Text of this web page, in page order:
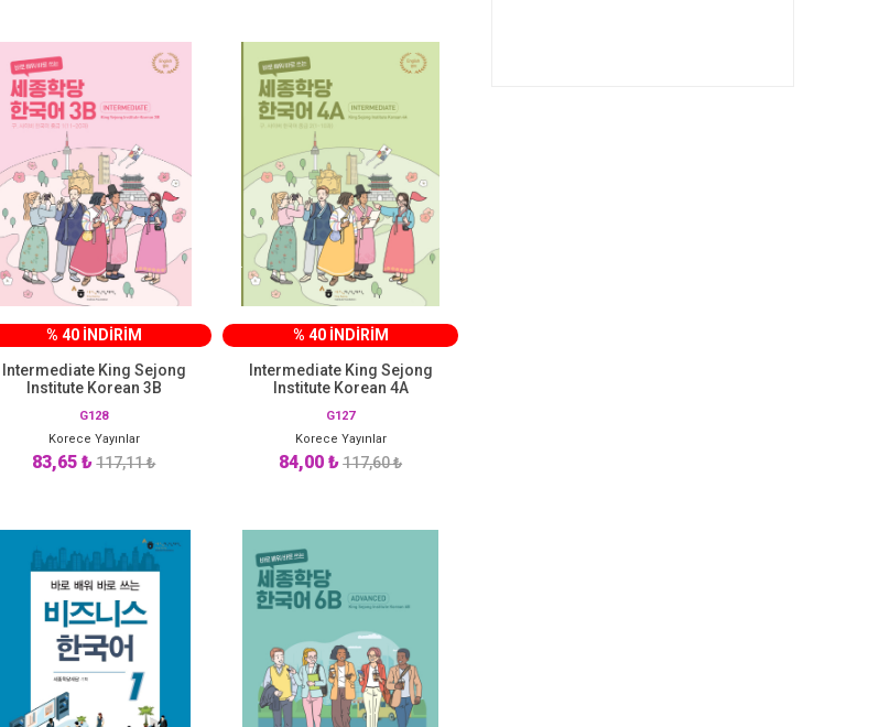
% 40 İNDİRİM
Intermediate King Sejong
Institute Korean 3B
G128
Korece Yayınlar
83,65 ₺ 117,11 ₺
% 40 İNDİRİM
Intermediate King Sejong
Institute Korean 4A
G127
Korece Yayınlar
84,00 ₺117,60 ₺